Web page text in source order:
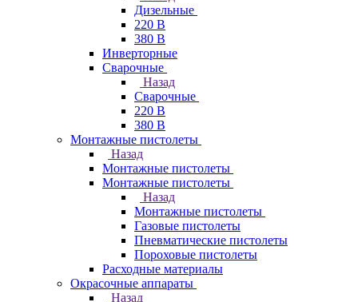
Дизельные
220 В
380 В
Инверторные
Сварочные
Назад
Сварочные
220 В
380 В
Монтажные пистолеты
Назад
Монтажные пистолеты
Монтажные пистолеты
Назад
Монтажные пистолеты
Газовые пистолеты
Пневматические пистолеты
Пороховые пистолеты
Расходные материалы
Окрасочные аппараты
Назад